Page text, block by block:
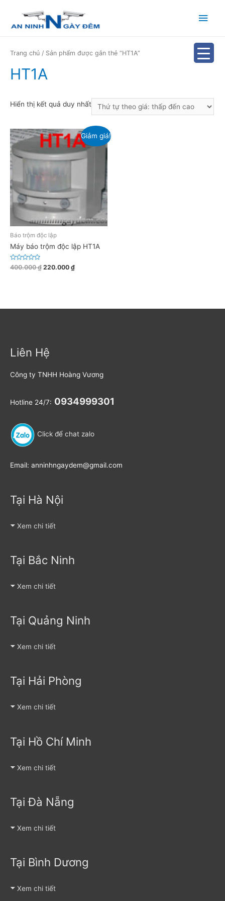
Main
Trang chủ / Sản phẩm được gắn thẻ “HT1A”
HT1A
Hiển thị kết quả duy nhất
Giảm giá!
Báo trộm độc lập
Máy báo trộm độc lập HT1A
Đ
ư
ạ
o
400.000₫ 220.000 ₫
Liên Hệ
Công ty TNHH Hoàng Vương
Hotline 24/7: 0934999301
Click để chat zalo
Email: anninhngaydem@gmail.com
Tại Hà Nội
Xem chi tiết
Tại Bắc Ninh
Xem chi tiết
Tại Quảng Ninh
Xem chi tiết
Tại Hải Phòng
Xem chi tiết
Tại Hồ Chí Minh
Xem chi tiết
Tại Đà Nẵng
Xem chi tiết
Tại Bình Dương
Xem chi tiết